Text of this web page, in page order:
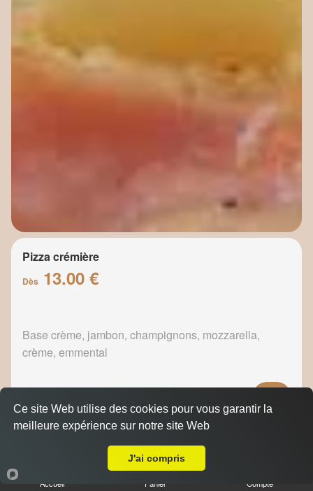
Pizza crémière
Dès 13.00 €
Base crème, jambon, champignons, mozzarella,
crème, emmental
Pizza fermière
Accueil Panier Compte
Ce site Web utilise des cookies pour vous garantir la
meilleure expérience sur notre site Web
J'ai compris